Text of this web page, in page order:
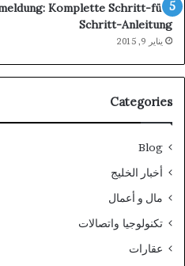
Komplette Schritt-für-
Schritt-Anleitung
يناير 9, 2015
Categories
Blog
أخبار الخليج
مال و أعمال
تكنولوجيا واتصالات
عقارات